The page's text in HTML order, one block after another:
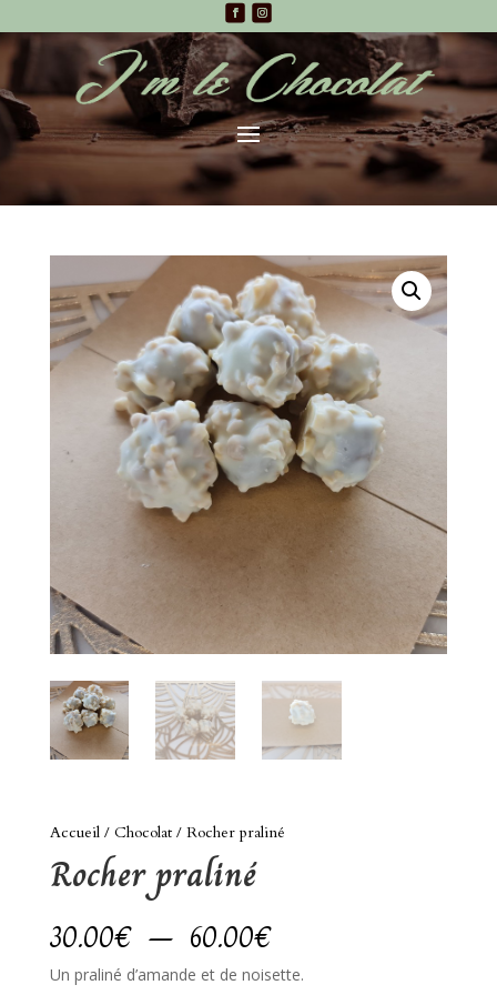
Accueil/ Chocolat/ Rocher praliné
Rocher praliné
30.00€ – 60.00€Plage
de
Un praliné d’amande et de noisette.